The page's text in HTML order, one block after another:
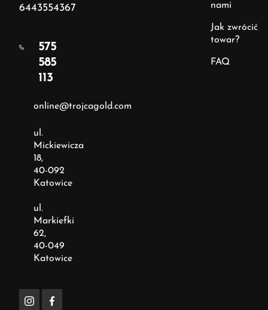
6443554367
575
585
113
online@trojcagold.com
ul.
Mickiewicza
18,
40-092
Katowice
ul.
Markiefki
62,
40-049
Katowice
nami
Jak zwrócić
towar?
FAQ